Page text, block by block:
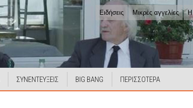
Ειδήσεις Μικρές αγγελίες
ΣΥΝΕΝΤΕΥΞΕΙΣ BIG BANG ΠΕΡΙΣΣΟΤΕΡΑ